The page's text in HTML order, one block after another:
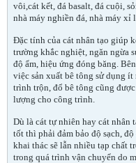
vôi,cát kết, đá basalt, đá cuội,
nhà máy nghiền đá, nhà máy
Đặc tính của cát nhân tạo giúp
trường khắc nghiệt, ngăn ngừa
độ ẩm, hiệu ứng đóng băng.
việc sản xuất bê tông sử dụng
trình trộn, đổ bê tông cũng
lượng cho công trình.
Dù là cát tự nhiên hay cát nhân
tốt thì phải đảm bảo độ sạch,
khai thác sẽ lẫn nhiều tạp chất
trong quá trình vận chuyển do